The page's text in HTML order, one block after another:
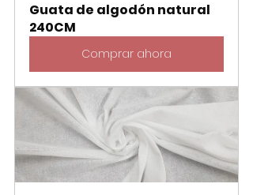
Guata de algodón natural
240CM
Comprar ahora